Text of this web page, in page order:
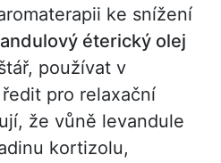
ke snížení
éterický olej
používat v
pro relaxační
že vůně levandule
kortizolu,